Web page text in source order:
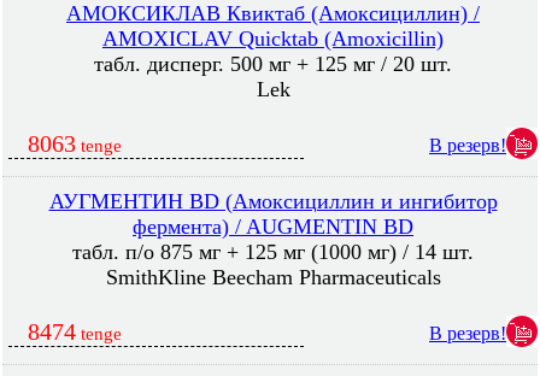
АМОКСИКЛАВ Квиктаб (Амоксициллин) /
AMOXICLAV Quicktab (Amoxicillin)
табл. дисперг. 500 мг + 125 мг / 20 шт.
Lek
8063 tenge В резерв!
АУГМЕНТИН BD (Амоксициллин и ингибитор
фермента) / AUGMENTIN BD
табл. п/о 875 мг + 125 мг (1000 мг) / 14 шт.
SmithKline Beecham Pharmaceuticals
8474 tenge В резерв!